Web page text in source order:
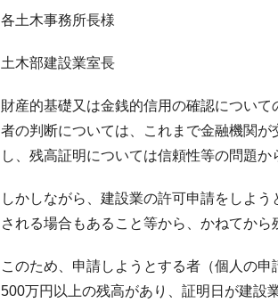
各土木事務所長様
土木部建設業室長
財産的基礎又は金銭的信用の確認につい
者の判断については、これまで金融機関
し、残高証明については信頼性等の問題か
しかしながら、建設業の許可申請をしよ
される場合もあること等から、かねてから
このため、申請しようとする者（個人の
500万円以上の残高があり、証明日が建設